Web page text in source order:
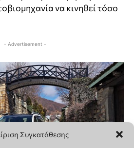
Συγκατάθεσης